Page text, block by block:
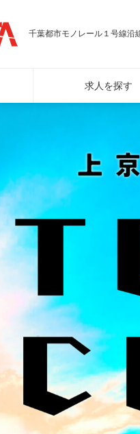
千葉都市モノレール１号線沿
求人を探す